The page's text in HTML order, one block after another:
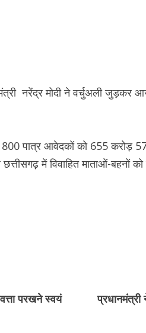
नरेंद्र मोदी ने वर्चुअली
800 पात्र आवेदकों को 655 करोड़
में विवाहित माताओं-बहनों
परखने स्वयं
प्रधानमंत्री